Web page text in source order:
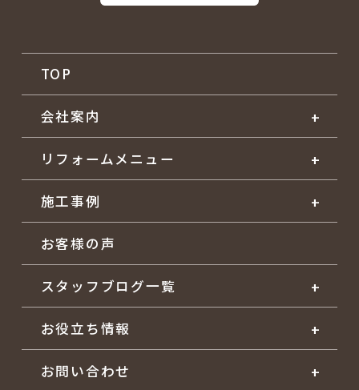
TOP
会社案内
リフォームメニュー
施工事例
お客様の声
スタッフブログ一覧
お役立ち情報
お問い合わせ